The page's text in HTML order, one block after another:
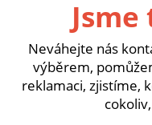
Neváhejte nás
výběrem,
reklamaci, zjistíme,